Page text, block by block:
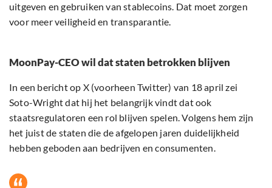
uitgeven en gebruiken van stablecoins. Dat moet zorgen
voor meer veiligheid en transparantie.
MoonPay-CEO wil dat staten betrokken blijven
In een bericht op X (voorheen Twitter) van 18 april zei
Soto-Wright dat hij het belangrijk vindt dat ook
staatsregulatoren een rol blijven spelen. Volgens hem zijn
het juist de staten die de afgelopen jaren duidelijkheid
hebben geboden aan bedrijven en consumenten.